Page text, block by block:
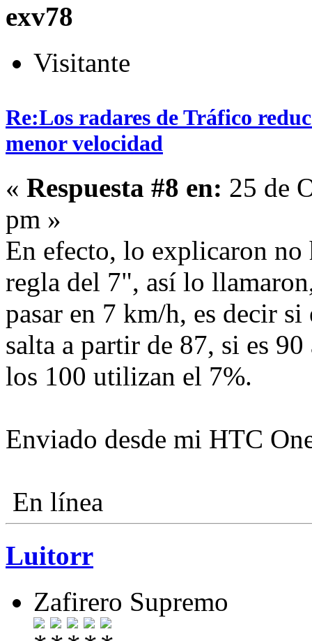
exv78
Visitante
Re:Los radares de Tráfico
menor velocidad
« Respuesta #8 en: 25 de
pm »
En efecto, lo explicaron
regla del 7", así lo
pasar en 7 km/h, es decir
salta a partir de 87, si es
los 100 utilizan el 7%.
Enviado desde mi HTC
En línea
Luitorr
Zafirero Supremo